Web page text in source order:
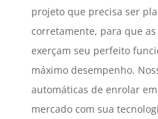
projeto que precisa ser
corretamente, para que
exerçam seu perfeito
máximo desempenho.
automáticas de enrolar em
mercado com sua